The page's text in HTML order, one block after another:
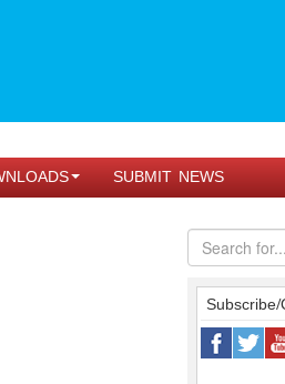
SUBMIT NEWS